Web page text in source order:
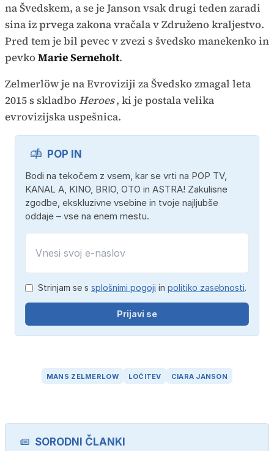
na Švedskem, a se je Janson vsak drugi teden zaradi
sina iz prvega zakona vračala v Združeno kraljestvo.
Pred tem je bil pevec v zvezi s švedsko manekenko in
pevkoMarie Serneholt.
Zelmerlöw je na Evroviziji za Švedsko zmagal leta
2015 s skladboHeroes, ki je postala velika
evrovizijska uspešnica.
POP IN
Bodi na tekočem z vsem, kar se vrti na POP TV,
KANAL A, KINO, BRIO, OTO in ASTRA! Zakulisne
zgodbe, ekskluzivne vsebine in tvoje najljubše
oddaje – vse na enem mestu.
Strinjam se s splošnimi pogoji in politiko zasebnosti.
Prijavi se
MANS ZELMERLOW LOČITEV CIARA JANSON
SORODNI ČLANKI